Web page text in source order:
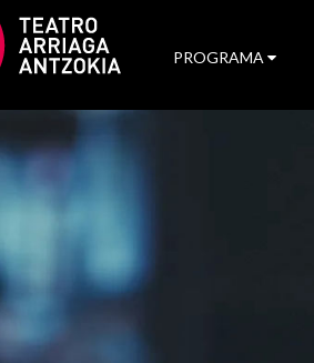
PROGRAMA